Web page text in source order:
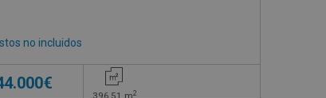
no incluidos
2